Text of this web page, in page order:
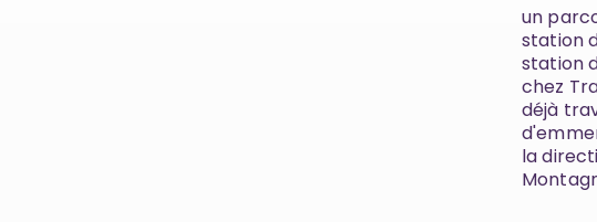
un
station
station
chez
déjà
la